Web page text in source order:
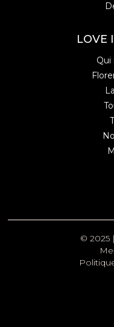
LOVE
Qui
© 2025